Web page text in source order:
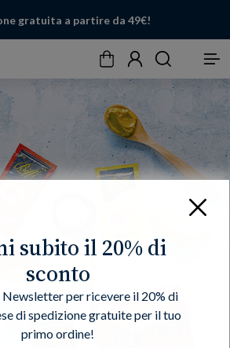
gratuita a partire da 49€!
CarrelloAccountCerca Menu
Chiudi
subito il 20% di
sconto
per ricevere il 20% di
di spedizione gratuite per il tuo
primo ordine!